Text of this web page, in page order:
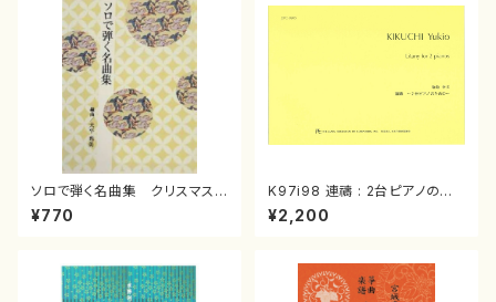
ソロで弾く名曲集 クリスマス・
イブ／恋人がサンタクロース(
箏独奏 /大平光美 編曲/楽
¥770
K97i98 連禱 : 2台ピアノのた
めの（2 Pianos / 菊池 幸夫 /
楽譜）
¥2,200